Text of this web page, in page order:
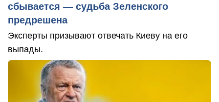
сбывается — судьба Зеленского
предрешена
Эксперты призывают отвечать Киеву на его
выпады.